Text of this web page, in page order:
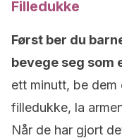
Filledukke
Først ber du
bevege seg som
ett minutt, be dem
filledukke, la
Når de har gjort